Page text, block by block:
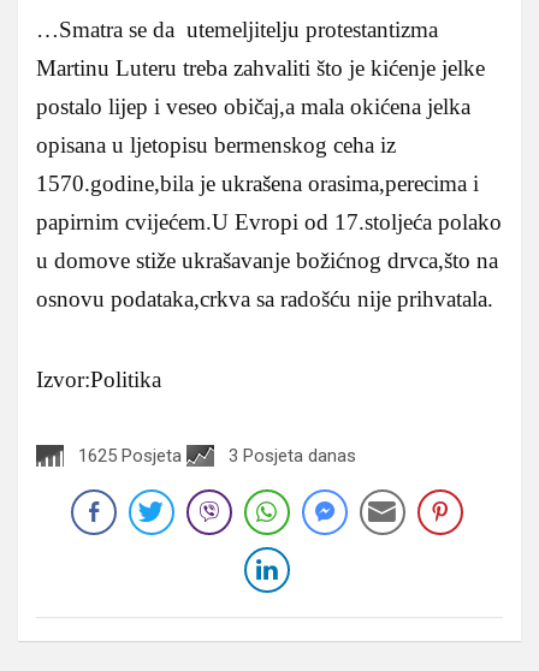
…Smatra se da utemeljitelju protestantizma
Martinu Luteru treba zahvaliti što je kićenje jelke
postalo lijep i veseo običaj,a mala okićena jelka
opisana u ljetopisu bermenskog ceha iz
1570.godine,bila je ukrašena orasima,perecima i
papirnim cvijećem.U Evropi od 17.stoljeća polako
u domove stiže ukrašavanje božićnog drvca,što na
osnovu podataka,crkva sa radošću nije prihvatala.
Izvor:Politika
1625 Posjeta 3 Posjeta danas